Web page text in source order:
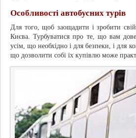
Особливості автобусних турів
Для того, щоб заощадити і зробити
Києва. Турбуватися про те, що вам
усім, що необхідно і для безпеки, і для
що дозволити собі їх купівлю може